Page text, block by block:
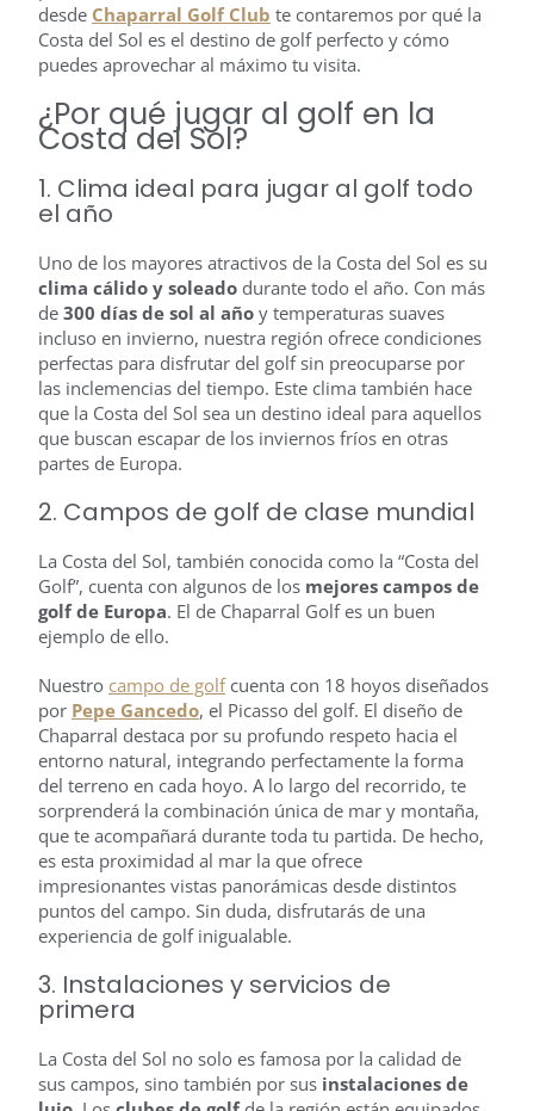
desde Chaparral Golf Club te contaremos por qué la
Costa del Sol es el destino de golf perfecto y cómo
puedes aprovechar al máximo tu visita.
¿Por qué jugar al golf en la
Costa del Sol?
1. Clima ideal para jugar al golf todo
el año
Uno de los mayores atractivos de la Costa del Sol es su
clima cálido y soleado durante todo el año. Con más
de 300 días de sol al año y temperaturas suaves
incluso en invierno, nuestra región ofrece condiciones
perfectas para disfrutar del golf sin preocuparse por
las inclemencias del tiempo. Este clima también hace
que la Costa del Sol sea un destino ideal para aquellos
que buscan escapar de los inviernos fríos en otras
partes de Europa.
2. Campos de golf de clase mundial
La Costa del Sol, también conocida como la “Costa del
Golf”, cuenta con algunos de los mejores campos de
golf de Europa. El de Chaparral Golf es un buen
ejemplo de ello.
Nuestro campo de golfcuenta con 18 hoyos diseñados
por Pepe Gancedo, el Picasso del golf. El diseño de
Chaparral destaca por su profundo respeto hacia el
entorno natural, integrando perfectamente la forma
del terreno en cada hoyo. A lo largo del recorrido, te
sorprenderá la combinación única de mar y montaña,
que te acompañará durante toda tu partida. De hecho,
es esta proximidad al mar la que ofrece
impresionantes vistas panorámicas desde distintos
puntos del campo. Sin duda, disfrutarás de una
experiencia de golf inigualable.
3. Instalaciones y servicios de
primera
La Costa del Sol no solo es famosa por la calidad de
sus campos, sino también por sus instalaciones de